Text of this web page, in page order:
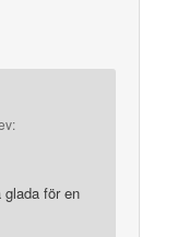
för en